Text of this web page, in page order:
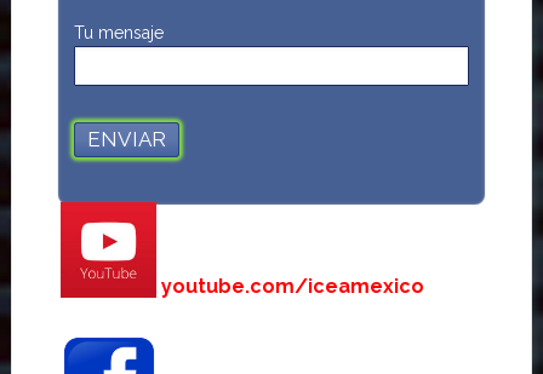
Tu mensaje
youtube.com/iceamexico